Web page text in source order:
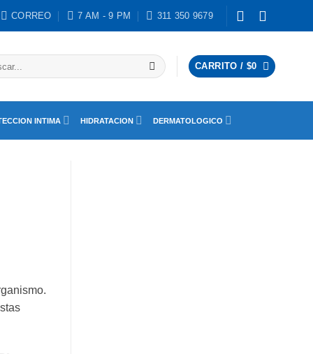
CORREO 7 AM - 9 PM 311 350 9679
CARRITO / $0
INTIMA HIDRATACION DERMATOLOGICO